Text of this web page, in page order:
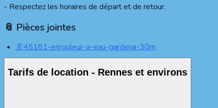
- Respectez les horaires de départ et de retour.
📎 Pièces jointes
📄45181-enrouleur-a-eau-gardena-30m
Tarifs de location - Rennes et environs